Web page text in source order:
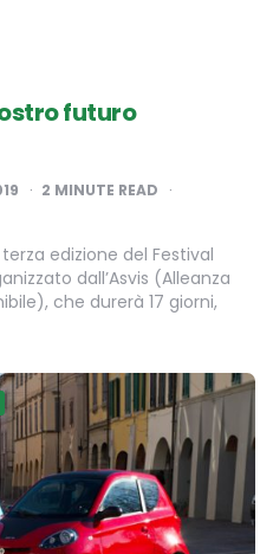
futuro
2 MINUTE READ
edizione del Festival
dall’Asvis (Alleanza
che durerà 17 giorni,